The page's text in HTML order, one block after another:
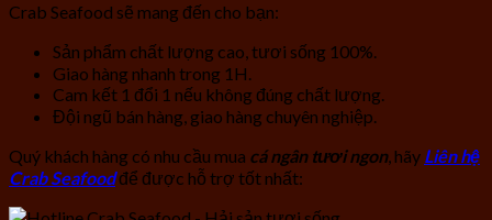
Crab Seafood sẽ mang đến cho bạn:
Sản phẩm chất lượng cao, tươi sống 100%.
Giao hàng nhanh trong 1H.
Cam kết 1 đổi 1 nếu không đúng chất lượng.
Đội ngũ bán hàng, giao hàng chuyên nghiệp.
Quý khách hàng có nhu cầu mua cá ngân tươi ngon, hãy Liên hệ
Crab Seafoodđể được hỗ trợ tốt nhất: